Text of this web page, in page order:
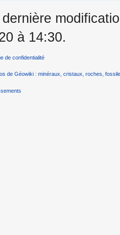
dernière
à 14:30.
de confidentialité
de Géowiki : minéraux, cristaux, roches,